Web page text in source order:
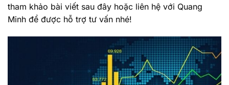
tham khảo bài viết sau đây hoặc liên hệ với Quang
Minh để được hỗ trợ tư vấn nhé!